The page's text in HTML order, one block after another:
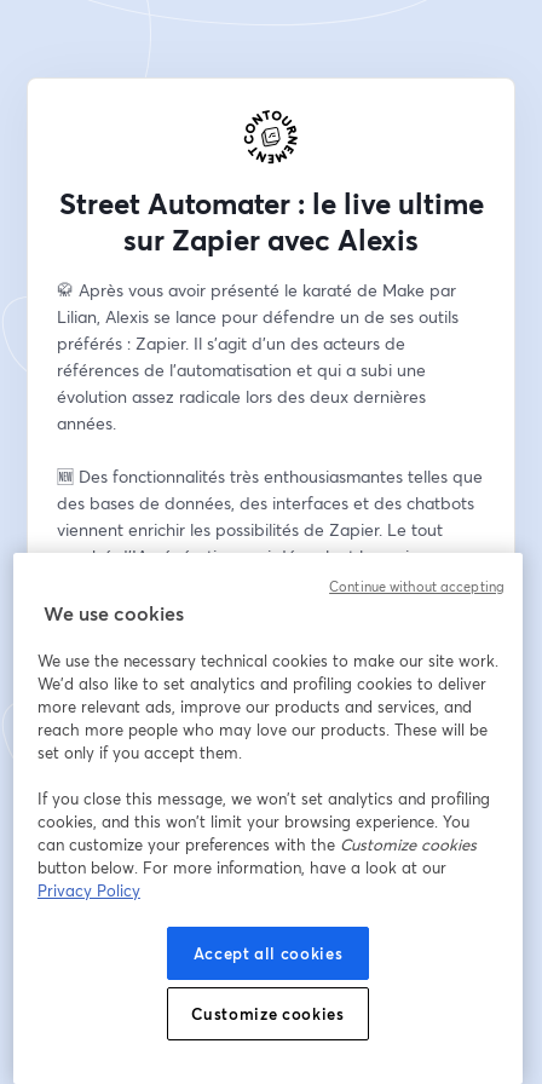
Street Automater : le live ultime
sur Zapier avec Alexis
🥋 Après vous avoir présenté le karaté de Make par
Lilian, Alexis se lance pour défendre un de ses outils
préférés : Zapier. Il s'agit d'un des acteurs de
références de l'automatisation et qui a subi une
évolution assez radicale lors des deux dernières
années.
🆕 Des fonctionnalités très enthousiasmantes telles que
des bases de données, des interfaces et des chatbots
viennent enrichir les possibilités de Zapier. Le tout
enrobé d'IA génératives qui décuplent les puissances
de l'outil. Une arme de choix pour se lancer dans
l'aréne de Street Automater !
🗓 Au programme :
- Intro
- Présentation rapide des nouvelles fonctionnalités
- Démo du kung fu de Zapier
- Le grand challenge du quizz de Zapier
-  Questions/réponses et uppercuts
Indirizzo e-mail*
We use cookies
We use the necessary technical cookies to make our site work.
We'd also like to set analytics and profiling cookies to deliver
more relevant ads, improve our products and services, and
reach more people who may love our products. These will be
set only if you accept them.
If you close this message, we won’t set analytics and profiling
cookies, and this won’t limit your browsing experience. You
can customize your preferences with the Customize cookies
button below. For more information, have a look at our
Privacy Policy
Accept all cookies
Customize cookies
Continue without accepting